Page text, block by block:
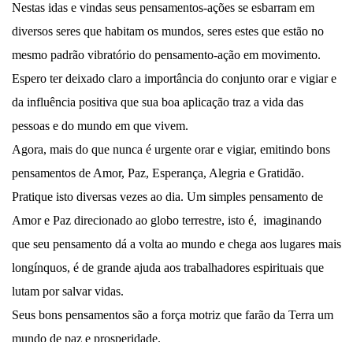
Nestas idas e vindas seus pensamentos-ações se esbarram em
diversos seres que habitam os mundos, seres estes que estão no
mesmo padrão vibratório do pensamento-ação em movimento.
Espero ter deixado claro a importância do conjunto orar e vigiar e
da influência positiva que sua boa aplicação traz a vida das
pessoas e do mundo em que vivem.
Agora, mais do que nunca é urgente orar e vigiar, emitindo bons
pensamentos de Amor, Paz, Esperança, Alegria e Gratidão.
Pratique isto diversas vezes ao dia. Um simples pensamento de
Amor e Paz direcionado ao globo terrestre, isto é, imaginando
que seu pensamento dá a volta ao mundo e chega aos lugares mais
longínquos, é de grande ajuda aos trabalhadores espirituais que
lutam por salvar vidas.
Seus bons pensamentos são a força motriz que farão da Terra um
mundo de paz e prosperidade.